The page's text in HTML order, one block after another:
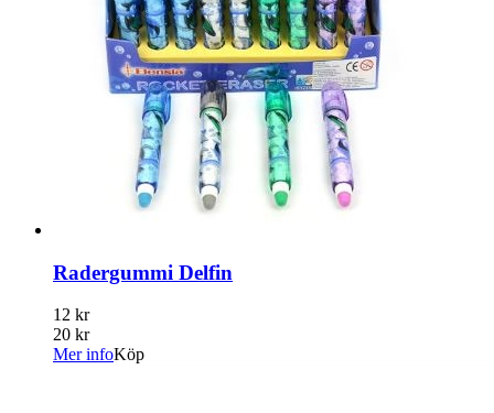
Radergummi Delfin
12 kr
20 kr
Mer infoKöp